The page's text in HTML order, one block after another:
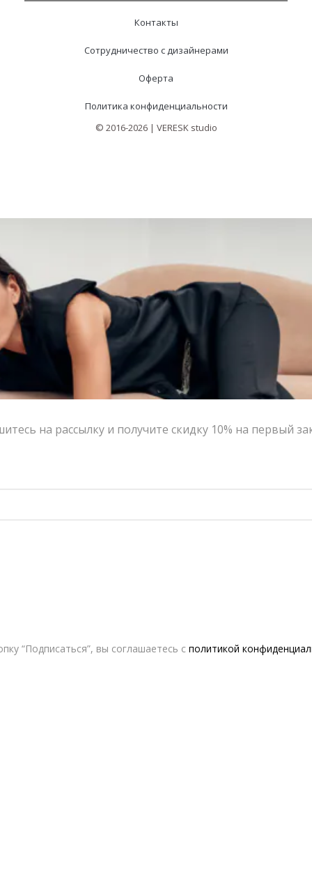
Контакты
Сотрудничество с дизайнерами
Оферта
Политика конфиденциальности
© 2016-2026 | VERESK studio
на рассылку и получите скидку 10% на первый
“Подписаться”, вы соглашаетесь с политикой